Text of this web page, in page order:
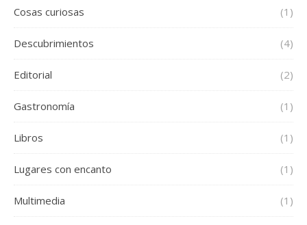
Cosas curiosas (1)
Descubrimientos (4)
Editorial (2)
Gastronomía (1)
Libros (1)
Lugares con encanto (1)
Multimedia (1)